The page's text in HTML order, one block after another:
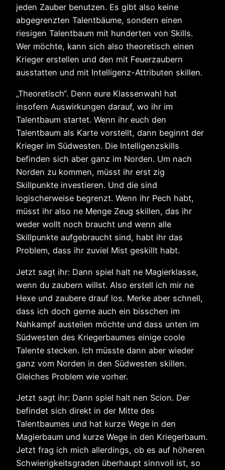
jeden Zauber benutzen. Es gibt also keine
abgegrenzten Talentbäume, sondern einen
riesigen Talentbaum mit hunderten von Skills.
Wer möchte, kann sich also theoretisch einen
Krieger erstellen und den mit Feuerzaubern
ausstatten und mit Intelligenz-Attributen skillen.
„Theoretisch“. Denn eure Klassenwahl hat
insofern Auswirkungen darauf, wo ihr im
Talentbaum startet. Wenn ihr euch den
Talentbaum als Karte vorstellt, dann beginnt der
Krieger im Südwesten. Die Intelligenzskills
befinden sich aber ganz im Norden. Um nach
Norden zu kommen, müsst ihr erst zig
Skillpunkte investieren. Und die sind
logischerweise begrenzt. Wenn ihr Pech habt,
müsst ihr also ne Menge Zeug skillen, das ihr
weder wollt noch braucht und wenn alle
Skillpunkte aufgebraucht sind, habt ihr das
Problem, dass ihr zuviel Mist geskillt habt.
Jetzt sagt ihr: Dann spiel halt ne Magierklasse,
wenn du zaubern willst. Also erstell ich mir ne
Hexe und zaubere drauf los. Merke aber schnell,
dass ich doch gerne auch ein bisschen im
Nahkampf austeilen möchte und dass unten im
Südwesten des Kriegerbaumes einige coole
Talente stecken. Ich müsste dann aber wieder
ganz vom Norden in den Südwesten skillen.
Gleiches Problem wie vorher.
Jetzt sagt ihr: Dann spiel halt nen Scion. Der
befindet sich direkt in der Mitte des
Talentbaumes und hat kurze Wege in den
Magierbaum und kurze Wege in den Kriegerbaum.
Jetzt frag ich mich allerdings, ob es auf höheren
Schwierigkeitsgraden überhaupt sinnvoll ist, so